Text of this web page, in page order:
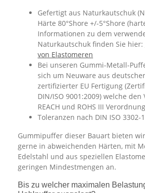
Gefertigt aus Naturkautschuk
Härte 80°Shore +/-5°Shore
Informationen zu dem
Naturkautschuk finden Sie hier:
von Elastomeren
Bei unseren Gummi-Metall-
sich um Neuware aus
zertifizierter EU Fertigung
DIN/ISO 9001:2009) welche
REACH und ROHS III
Toleranzen nach DIN ISO 3302-
Gummipuffer dieser Bauart bieten
gerne in abweichenden Härten, mit
Edelstahl und aus speziellen
geringen Mindestmengen an.
Bis zu welcher maximalen